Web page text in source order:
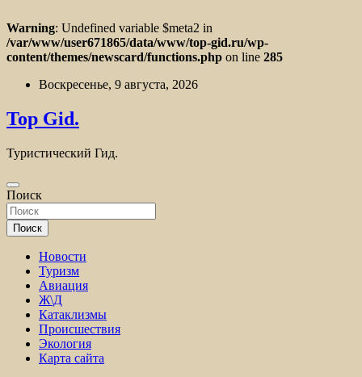
Warning: Undefined variable $meta2 in
/var/www/user671865/data/www/top-gid.ru/wp-
content/themes/newscard/functions.php on line 285
Перейти
содержимому
Воскресенье, 9 августа, 2026
Top Gid.
Туристический Гид.
Поиск
Поиск
Новости
Туризм
Авиация
Ж\Д
Катаклизмы
Происшествия
Экология
Карта сайта